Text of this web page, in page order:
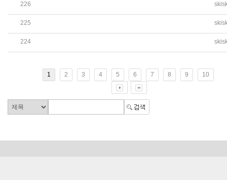
226 위키트리 - 울보 손흥민 울릴 준비…뭔가 심상치 않은 싱
225 연합뉴스 - 5만석 매진에 암표까지…'韓과 홈경기' 싱가포
224 한국촌 - 싱가포르한국국제학교 초등부, 싱가포르 수학
1 2 3 4 5 6 7 8 9 10